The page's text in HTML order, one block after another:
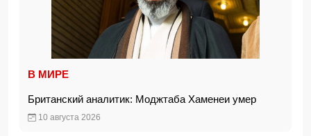
В МИРЕ
Британский аналитик: Моджтаба Хаменеи умер
10 августа 2026